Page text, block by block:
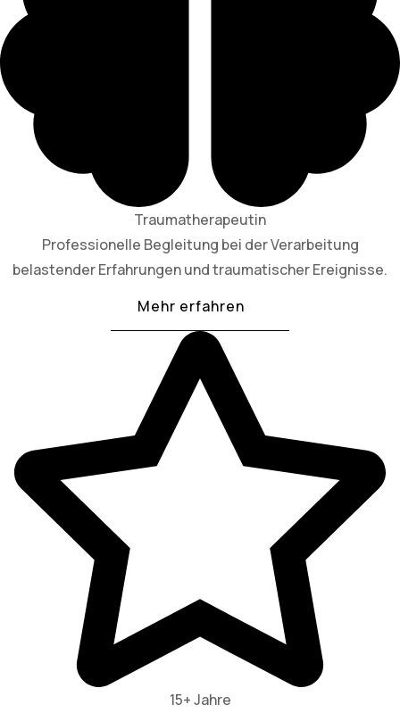
Traumatherapeutin
Professionelle Begleitung bei der Verarbeitung
belastender Erfahrungen und traumatischer Ereignisse.
Mehr erfahren
15+ Jahre